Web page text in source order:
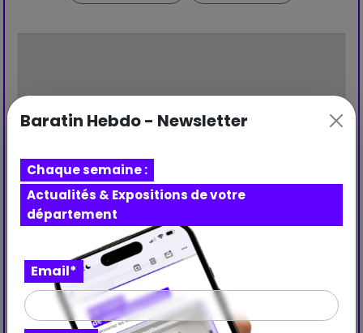
Baratin Hebdo - Newsletter
Chaque semaine :
Actualités & Expositions de votre
département
Email*